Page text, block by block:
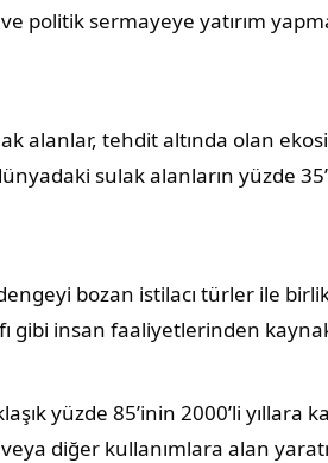
politik sermayeye yatırım
alanlar, tehdit altında olan
sulak alanların yüzde
bozan istilacı türler ile
gibi insan faaliyetlerinden
yüzde 85’inin 2000’li yıllara
diğer kullanımlara alan